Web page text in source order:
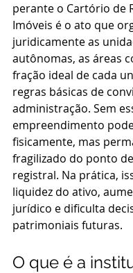
perante o Cartório de
Imóveis é o ato que
juridicamente as
autônomas, as áreas
fração ideal de cada
regras básicas de
administração. Sem
empreendimento
fisicamente, mas
fragilizado do ponto
registral. Na prática,
liquidez do ativo,
jurídico e dificulta
patrimoniais futuras.
O que é a